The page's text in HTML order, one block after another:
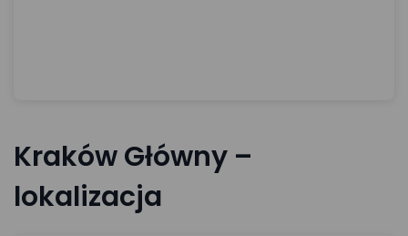
Kraków Główny –
lokalizacja